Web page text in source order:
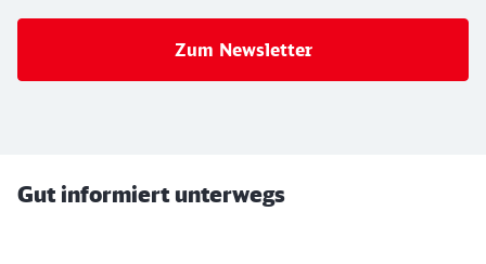
Zum Newsletter
Gut informiert unterwegs